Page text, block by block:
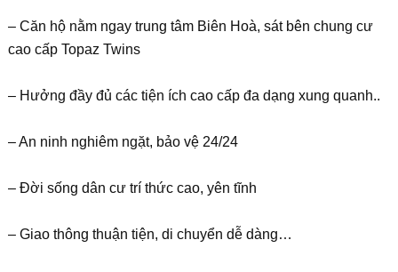
– Căn hộ nằm ngay trung tâm Biên Hoà, sát bên chung cư
cao cấp Topaz Twins
– Hưởng đầy đủ các tiện ích cao cấp đa dạng xung quanh..
– An ninh nghiêm ngặt, bảo vệ 24/24
– Đời sống dân cư trí thức cao, yên tĩnh
– Giao thông thuận tiện, di chuyển dễ dàng…